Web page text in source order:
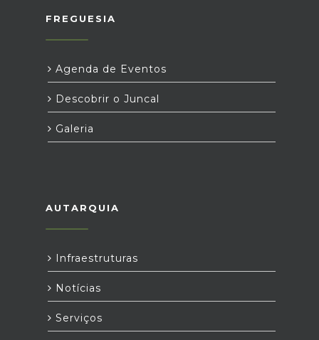
FREGUESIA
Agenda de Eventos
Descobrir o Juncal
Galeria
AUTARQUIA
Infraestruturas
Notícias
Serviços